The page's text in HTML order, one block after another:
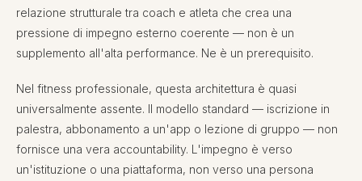
relazione strutturale tra coach e atleta che crea una
pressione di impegno esterno coerente — non è un
supplemento all'alta performance. Ne è un prerequisito.
Nel fitness professionale, questa architettura è quasi
universalmente assente. Il modello standard — iscrizione in
palestra, abbonamento a un'app o lezione di gruppo — non
fornisce una vera accountability. L'impegno è verso
un'istituzione o una piattaforma, non verso una persona